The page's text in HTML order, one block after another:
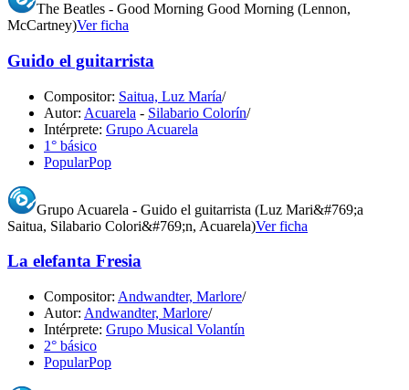
The Beatles - Good Morning Good Morning (Lennon,
McCartney)Ver ficha
Guido el guitarrista
Compositor: Saitua, Luz María/
Autor: Acuarela - Silabario Colorín/
Intérprete: Grupo Acuarela
1° básico
PopularPop
Grupo Acuarela - Guido el guitarrista (Luz Mari&#769;a
Saitua, Silabario Colori&#769;n, Acuarela)Ver ficha
La elefanta Fresia
Compositor: Andwandter, Marlore/
Autor: Andwandter, Marlore/
Intérprete: Grupo Musical Volantín
2° básico
PopularPop